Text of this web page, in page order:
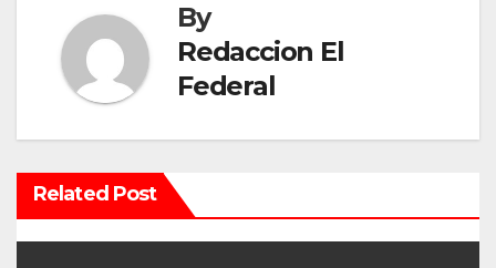
c
ó
n
d
By
Redaccion El
Federal
Related Post